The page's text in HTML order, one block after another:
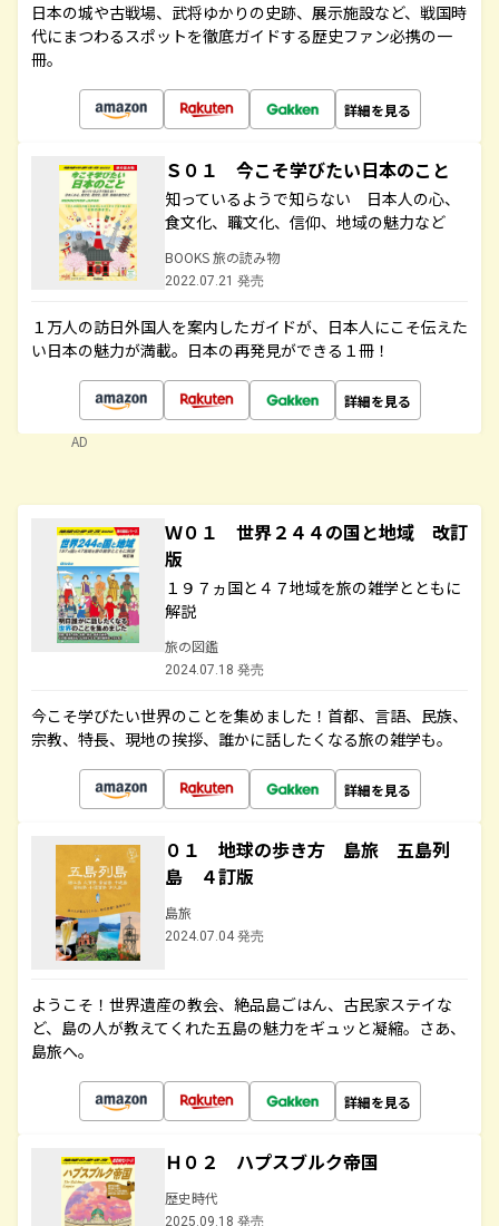
日本の城や古戦場、武将ゆかりの史跡、展示施設など、戦国時
代にまつわるスポットを徹底ガイドする歴史ファン必携の一
冊。
詳細を見る
Ｓ０１ 今こそ学びたい日本のこと
知っているようで知らない 日本人の心、
食文化、職文化、信仰、地域の魅力など
BOOKS 旅の読み物
2022.07.21 発売
１万人の訪日外国人を案内したガイドが、日本人にこそ伝えた
い日本の魅力が満載。日本の再発見ができる１冊！
詳細を見る
AD
Ｗ０１ 世界２４４の国と地域 改訂
版
１９７ヵ国と４７地域を旅の雑学とともに
解説
旅の図鑑
2024.07.18 発売
今こそ学びたい世界のことを集めました！首都、言語、民族、
宗教、特長、現地の挨拶、誰かに話したくなる旅の雑学も。
詳細を見る
０１ 地球の歩き方 島旅 五島列
島 ４訂版
島旅
2024.07.04 発売
ようこそ！世界遺産の教会、絶品島ごはん、古民家ステイな
ど、島の人が教えてくれた五島の魅力をギュッと凝縮。さあ、
島旅へ。
詳細を見る
Ｈ０２ ハプスブルク帝国
歴史時代
2025.09.18 発売